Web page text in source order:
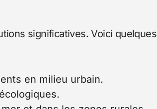
significatives. Voici quelques
en milieu urbain.